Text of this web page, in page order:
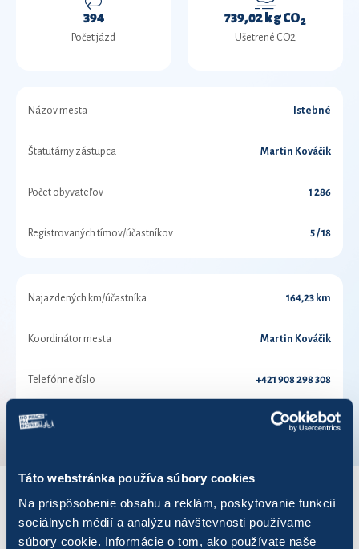
Táto webstránka používa súbory cookies
Na prispôsobenie obsahu a reklám, poskytovanie funkcií
sociálnych médií a analýzu návštevnosti používame
súbory cookie. Informácie o tom, ako používate naše
394
Počet jázd
739,02 kg CO2
Ušetrené CO2
Názov mesta Istebné
Štatutárny zástupca Martin Kováčik
Počet obyvateľov 1 286
Registrovaných tímov/účastníkov 5 / 18
Najazdených km/účastníka 164,23 km
Koordinátor mesta Martin Kováčik
Telefónne číslo +421 908 298 308
VÚC Žilinský kraj
VÝSLEDKY PRE ROK 2026